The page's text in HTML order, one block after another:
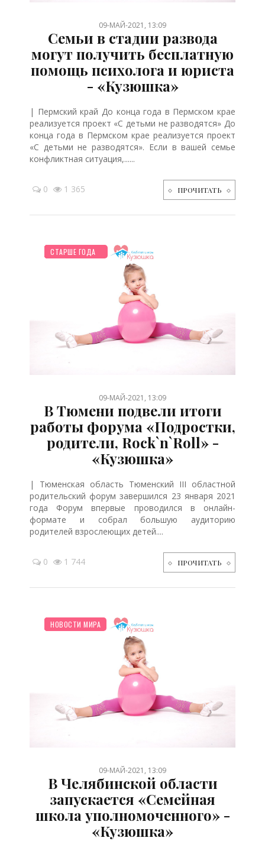
09-МАЙ-2021, 13:09
Семьи в стадии развода
могут получить бесплатную
помощь психолога и юриста
- «Кузюшка»
| Пермский край До конца года в Пермском крае
реализуется проект «С детьми не разводятся» До
конца года в Пермском крае реализуется проект
«С детьми не разводятся». Если в вашей семье
конфликтная ситуация,......
0 1 365 ПРОЧИТАТЬ
НОВОСТИ МИРА
БЕРЕМЕННОСТЬ
ОТДЫХ
ДЕТЯМ
ЗДОРОВЬЕ
ПСИХОЛОГИЯ
РЕБЕНОК
МУЛЬТФИЛЬМЫ
СТАРШЕ ГОДА
09-МАЙ-2021, 13:09
В Тюмени подвели итоги
работы форума «Подростки,
родители, Rock`n`Roll» -
«Кузюшка»
| Тюменская область Тюменский III областной
родительский форум завершился 23 января 2021
года Форум впервые проводился в онлайн-
формате и собрал большую аудиторию
родителей взрослеющих детей....
0 1 744 ПРОЧИТАТЬ
ШКОЛЬНИК
ДЕТЯМ
СТАТЬИ
ПСИХОЛОГИЯ
НОВОСТИ МИРА
09-МАЙ-2021, 13:09
В Челябинской области
запускается «Семейная
школа уполномоченного» -
«Кузюшка»